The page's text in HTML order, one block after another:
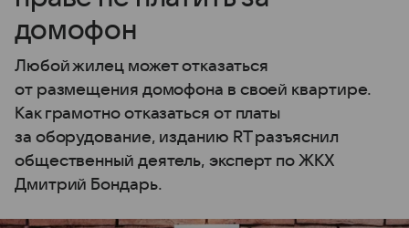
домофон
Любой жилец может отказаться
от размещения домофона в своей квартире.
Как грамотно отказаться от платы
за оборудование, изданию RT разъяснил
общественный деятель, эксперт по ЖКХ
Дмитрий Бондарь.